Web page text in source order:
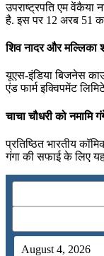
उपराष्ट्रपति एम वेंकैया
है. इस पर 12 अरब 51
शिव नादर और मल्लिका
यूएस-इंडिया बिजनेस
एंड फार्म इक्विपमेंट
चाचा चौधरी को
प्रतिष्ठित भारतीय
गंगा की सफाई के लिए
August 4, 2026